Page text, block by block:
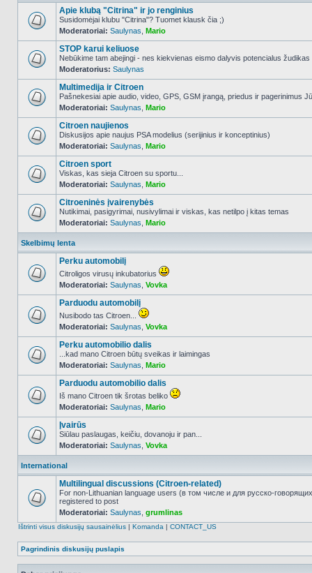
NO_UNREAD_POSTS
Apie klubą "Citrina" ir jo renginius
Susidomėjai klubu "Citrina"? Tuomet klausk čia ;)
Moderatoriai: Saulynas Mario
NO_UNREAD_POSTS
STOP karui keliuose
Nebūkime tam abejingi - nes kiekvienas eismo dalyvis potencialus žudikas
Moderatorius: Saulynas
NO_UNREAD_POSTS
Multimedija ir Citroen
Pašnekesiai apie audio, video, GPS, GSM įrangą, priedus ir pagerinimus
Moderatoriai: Saulynas Mario
NO_UNREAD_POSTS
Citroen naujienos
Diskusijos apie naujus PSA modelius (serijinius ir konceptinius)
Moderatoriai: Saulynas Mario
NO_UNREAD_POSTS
Citroen sport
Viskas, kas sieja Citroen su sportu...
Moderatoriai: Saulynas Mario
NO_UNREAD_POSTS
Citroeninės įvairenybės
Nutikimai, pasigyrimai, nusivylimai ir viskas, kas netilpo į kitas temas
Moderatoriai: Saulynas Mario
Skelbimų lenta
NO_UNREAD_POSTS
Perku automobilį
Citroligos virusų inkubatorius
Moderatoriai: Saulynas Vovka
NO_UNREAD_POSTS
Parduodu automobilį
Nusibodo tas Citroen...
Moderatoriai: Saulynas Vovka
NO_UNREAD_POSTS
Perku automobilio dalis
...kad mano Citroen būtų sveikas ir laimingas
Moderatoriai: Saulynas Mario
NO_UNREAD_POSTS
Parduodu automobilio dalis
Iš mano Citroen tik šrotas beliko
Moderatoriai: Saulynas Mario
NO_UNREAD_POSTS
Įvairūs
Siūlau paslaugas, keičiu, dovanoju ir pan...
Moderatoriai: Saulynas Vovka
International
NO_UNREAD_POSTS
Multilingual discussions (Citroen-related)
For non-Lithuanian language users (в том числе и для русско-
registered to post
Moderatoriai: Saulynas grumlinas
Ištrinti visus diskusijų sausainėlius | Komanda | CONTACT_US
Pagrindinis diskusijų puslapis